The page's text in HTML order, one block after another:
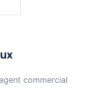
commercial